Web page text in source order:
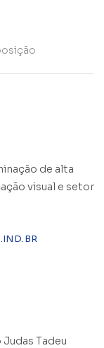
de alta
visual e setor
Judas Tadeu